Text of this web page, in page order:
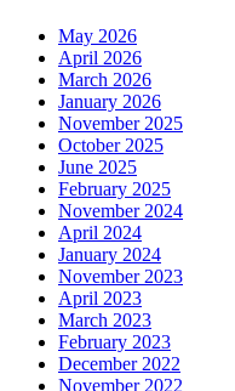
May 2026
April 2026
March 2026
January 2026
November 2025
October 2025
June 2025
February 2025
November 2024
April 2024
January 2024
November 2023
April 2023
March 2023
February 2023
December 2022
November 2022